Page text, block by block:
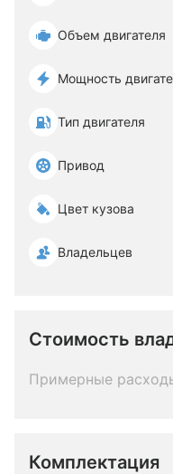
Объем двигателя
Мощность
Тип двигателя
Привод
Цвет кузова
Владельцев
Стоимость
Примерные
Комплектация